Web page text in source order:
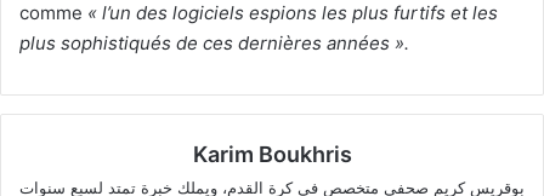
comme « l’un des logiciels espions les plus furtifs et les
plus sophistiqués de ces dernières années ».
Karim Boukhris
بوقريس كريم صحفي متخصص في كرة القدم، ويملك خبرة تمتد لسبع سنوات